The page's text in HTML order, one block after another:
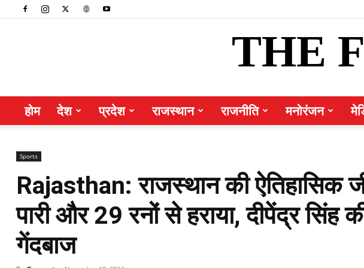
THE
होम देश प्रदेश राजस्थान राजनीति मनोरंजन
Sports
Rajasthan: राजस्थान की ऐतिहासिक
पारी और 29 रनों से हराया, दीपेंद्र
गेंदबाज